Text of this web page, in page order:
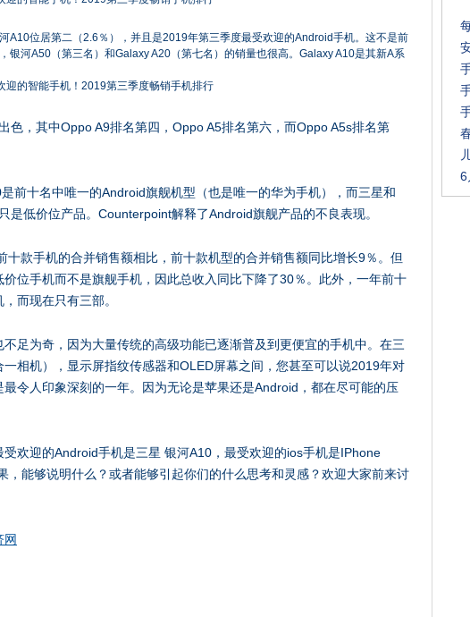
A10位居第二（2.6％），并且是2019年第三季度最受欢迎的Android手机。这不是前
银河A50（第三名）和Galaxy A20（第七名）的销量也很高。Galaxy A10是其新A系
色，其中Oppo A9排名第四，Oppo A5排名第六，而Oppo A5s排名第
前十名中唯一的Android旗舰机型（也是唯一的华为手机），而三星和
是低价位产品。Counterpoint解释了Android旗舰产品的不良表现。
十款手机的合并销售额相比，前十款机型的合并销售额同比增长9％。但
位手机而不是旗舰手机，因此总收入同比下降了30％。此外，一年前十
而现在只有三部。
足为奇，因为大量传统的高级功能已逐渐普及到更便宜的手机中。在三
相机），显示屏指纹传感器和OLED屏幕之间，您甚至可以说2019年对
令人印象深刻的一年。因为无论是苹果还是Android，都在尽可能的压
受欢迎的Android手机是三星 银河A10，最受欢迎的ios手机是IPhone
，能够说明什么？或者能够引起你们的什么思考和灵感？欢迎大家前来讨
网
6